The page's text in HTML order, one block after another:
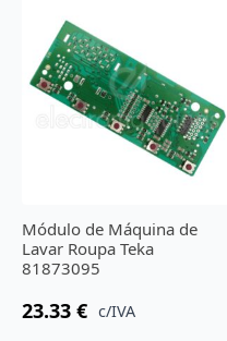
Módulo de Máquina de
Lavar Roupa Teka
81873095
23.33 € c/IVA